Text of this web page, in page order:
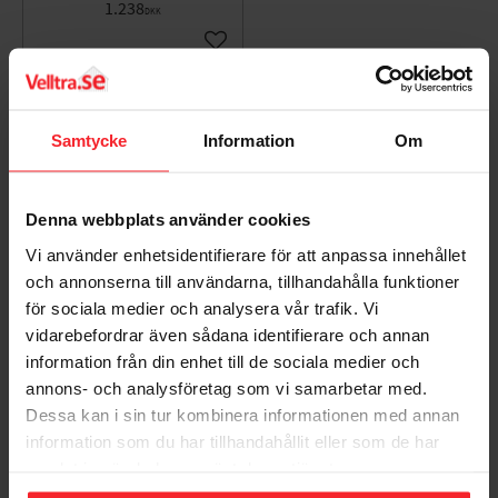
Samtycke Information Om
Denna webbplats använder cookies
Vi använder enhetsidentifierare för att anpassa innehållet
och annonserna till användarna, tillhandahålla funktioner
för sociala medier och analysera vår trafik. Vi
vidarebefordrar även sådana identifierare och annan
information från din enhet till de sociala medier och
annons- och analysföretag som vi samarbetar med.
Dessa kan i sin tur kombinera informationen med annan
information som du har tillhandahållit eller som de har
Bedømmelser
Bliv den første, der giver en bedømmelse.
1.238DKK
Gem som favorit